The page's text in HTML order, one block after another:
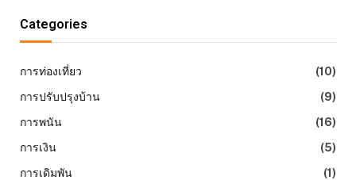
Categories
การท่องเที่ยว
(10)
การปรับปรุงบ้าน
(9)
การพนัน
(16)
การเงิน
(5)
การเดิมพัน
(1)